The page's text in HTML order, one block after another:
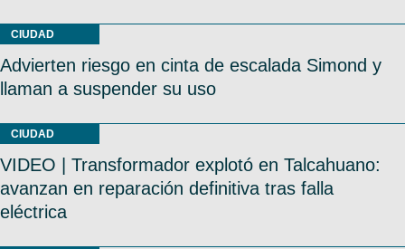
CIUDAD
Advierten riesgo en cinta de escalada Simond y
llaman a suspender su uso
CIUDAD
VIDEO | Transformador explotó en Talcahuano:
avanzan en reparación definitiva tras falla
eléctrica